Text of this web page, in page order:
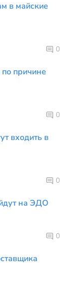
в майские
0
по причине
0
входить в
0
на ЭДО
0